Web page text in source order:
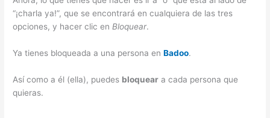
“¡charla ya!”, que se encontrará en cualquiera de las tres
opciones, y hacer clic en Bloquear.
Ya tienes bloqueada a una persona enBadoo.
Así como a él (ella), puedes bloquear a cada persona que
quieras.